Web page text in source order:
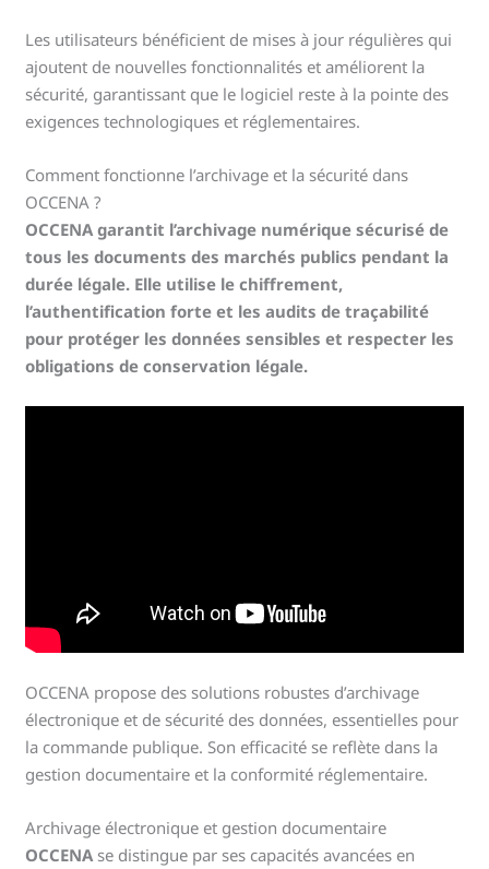
Les utilisateurs bénéficient de mises à jour régulières qui
ajoutent de nouvelles fonctionnalités et améliorent la
sécurité, garantissant que le logiciel reste à la pointe des
exigences technologiques et réglementaires.
Comment fonctionne l’archivage et la sécurité dans
OCCENA ?
OCCENA garantit l’archivage numérique sécurisé de
tous les documents des marchés publics pendant la
durée légale. Elle utilise le chiffrement,
l’authentification forte et les audits de traçabilité
pour protéger les données sensibles et respecter les
obligations de conservation légale.
OCCENA propose des solutions robustes d’archivage
électronique et de sécurité des données, essentielles pour
la commande publique. Son efficacité se reflète dans la
gestion documentaire et la conformité réglementaire.
Archivage électronique et gestion documentaire
OCCENA se distingue par ses capacités avancées en